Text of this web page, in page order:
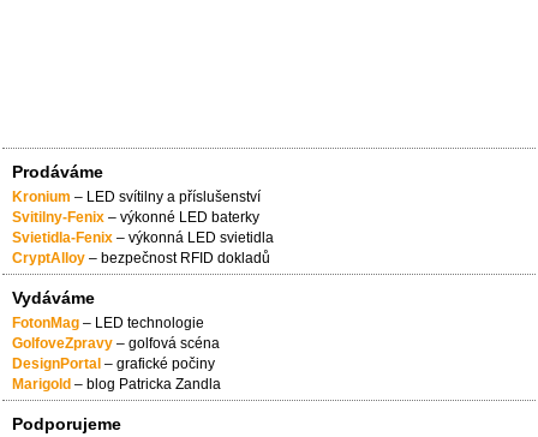
Prodáváme
Kronium – LED svítilny a příslušenství
Svitilny-Fenix – výkonné LED baterky
Svietidla-Fenix – výkonná LED svietidla
CryptAlloy – bezpečnost RFID dokladů
Vydáváme
FotonMag – LED technologie
GolfoveZpravy – golfová scéna
DesignPortal – grafické počiny
Marigold – blog Patricka Zandla
Podporujeme